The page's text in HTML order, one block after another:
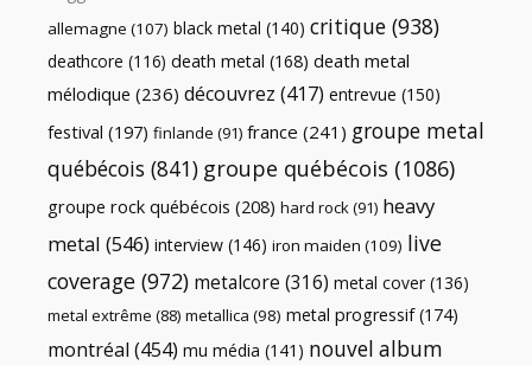
allemagne (107) black metal (140) critique (938)
deathcore (116) death metal (168) death metal
mélodique (236) découvrez (417) entrevue (150)
festival (197) finlande (91) france (241) groupe metal
québécois (841) groupe québécois (1086)
groupe rock québécois (208) hard rock(91) heavy
metal (546) interview (146) iron maiden (109) live
coverage (972) metalcore (316) metal cover (136)
metal extrême (88) metallica (98) metal progressif(174)
montréal (454) mu média (141) nouvel album